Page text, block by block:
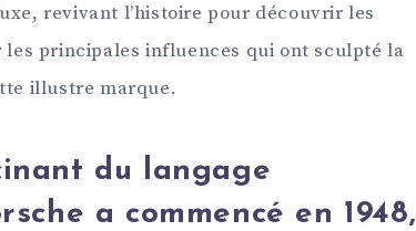
revivant l’histoire pour découvrir les
principales influences qui ont sculpté la
illustre marque.
du langage
a commencé en 1948,